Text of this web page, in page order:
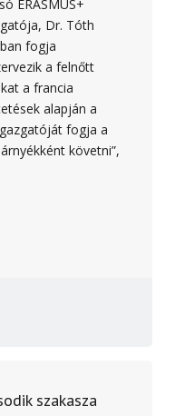
ERASMUS+
Dr. Tóth
fogja
a felnőtt
a francia
alapján a
fogja a
követni”,
szakasza